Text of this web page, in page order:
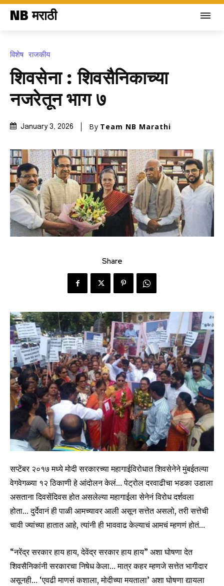
NB मराठी
विशेष राजकीय
शिवसेना : शिवसैनिकाच्या
नजरेतून भाग ७
January 3, 2026 By Team NB Marathi
Share
सप्टेंबर २०१७ मध्ये मोदी सरकारच्या महागाईविरोधात शिवसेनेने मुंबईतल्या
वेगवेगळ्या १२ ठिकाणी हे आंदोलन केलं… पेट्रोल दरवाढीचा भडका उडाला
असताना दिवसेंदिवस होत असलेल्या महागाईला सेनेनं विरोध दर्शवला
होता… दुर्देवानं ही पाळी आमच्यावर आली असून सत्तेत असलो, तरी सत्तेची
चावी ज्यांच्या हातात आहे, त्यांनी ही भाववाढ केल्याचं आमचं म्हणणं होतं…
“नरेंद्र सरकार हाय हाय, देवेंद्र सरकार हाय हाय” अशा घोषणा देत
शिवसैनिकांनी सरकारचा निषेध केला… मात्र कहर म्हणजे सत्तेत भागीदार
असूनही… ‘एवढी माणसं कशाला, मोदीच्या मयताला’ अशा घोषणा द्यायला